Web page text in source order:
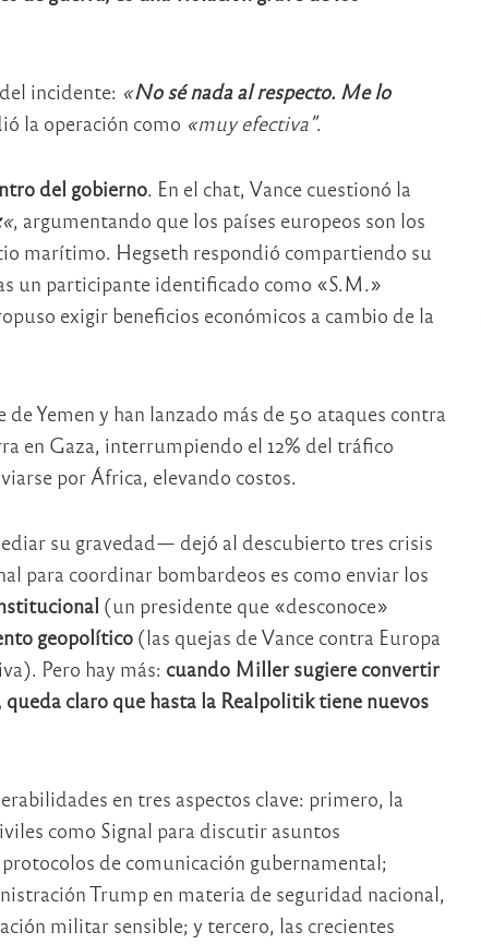
incidente: «No sénada al respecto. Me lo
la operación como «muy efectiva”.
del gobierno. En el chat, Vance cuestionó la
«, argumentando que los países europeos son los
marítimo. Hegseth respondió compartiendo su
un participante identificado como «S.M.»
exigir beneficios económicos a cambio de la
Yemen y han lanzado más de 50 ataques contra
en Gaza, interrumpiendo el 12% del tráfico
por África, elevando costos.
su gravedad— dejó al descubierto tres crisis
para coordinar bombardeos es como enviar los
(un presidente que «desconoce»
geopolítico(las quejas de Vance contra Europa
Pero hay más: cuando Miller sugiere convertir
claro que hasta la Realpolitik tiene nuevos
en tres aspectos clave: primero, la
como Signal para discutir asuntos
de comunicación gubernamental;
Trump en materia de seguridad nacional,
militar sensible; y tercero, las crecientes